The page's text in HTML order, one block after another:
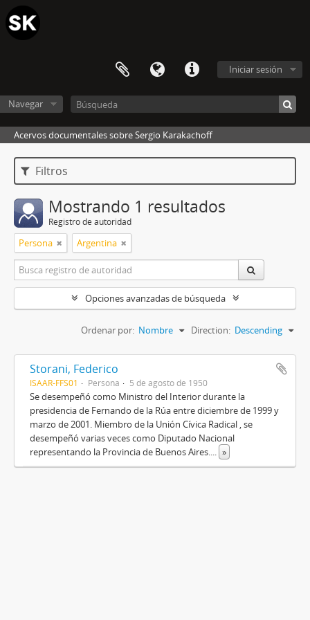
Iniciar sesión
Navegar
Acervos documentales sobre Sergio Karakachoff
Filtros
Mostrando 1 resultados
Registro de autoridad
Persona Argentina
Opciones avanzadas de búsqueda
Ordenar por: Nombre Direction: Descending
Storani, Federico
ISAAR-FFS01 Persona 5 de agosto de 1950
Se desempeñó como Ministro del Interior durante la
presidencia de Fernando de la Rúa entre diciembre de 1999 y
marzo de 2001. Miembro de la Unión Cívica Radical , se
desempeñó varias veces como Diputado Nacional
representando la Provincia de Buenos Aires.... »